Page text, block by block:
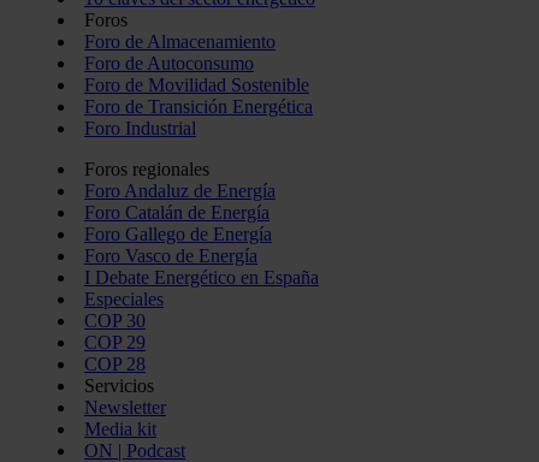
Foros
Foro de Almacenamiento
Foro de Autoconsumo
Foro de Movilidad Sostenible
Foro de Transición Energética
Foro Industrial
Foros regionales
Foro Andaluz de Energía
Foro Catalán de Energía
Foro Gallego de Energía
Foro Vasco de Energía
I Debate Energético en España
Especiales
COP 30
COP 29
COP 28
Servicios
Newsletter
Media kit
ON | Podcast